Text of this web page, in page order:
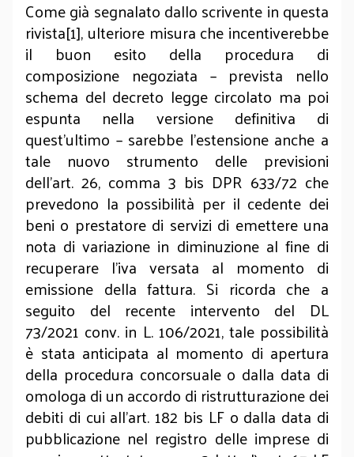
Come già segnalato dallo scrivente in questa
rivista[1], ulteriore misura che incentiverebbe
il buon esito della procedura di
composizione negoziata – prevista nello
schema del decreto legge circolato ma poi
espunta nella versione definitiva di
quest’ultimo – sarebbe l’estensione anche a
tale nuovo strumento delle previsioni
dell’art. 26, comma 3 bis DPR 633/72 che
prevedono la possibilità per il cedente dei
beni o prestatore di servizi di emettere una
nota di variazione in diminuzione al fine di
recuperare l’iva versata al momento di
emissione della fattura. Si ricorda che a
seguito del recente intervento del DL
73/2021 conv. in L. 106/2021, tale possibilità
è stata anticipata al momento di apertura
della procedura concorsuale o dalla data di
omologa di un accordo di ristrutturazione dei
debiti di cui all’art. 182 bis LF o dalla data di
pubblicazione nel registro delle imprese di